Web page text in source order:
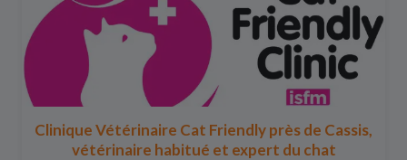
Clinique Vétérinaire Cat Friendly près de Cassis,
vétérinaire habitué et expert du chat